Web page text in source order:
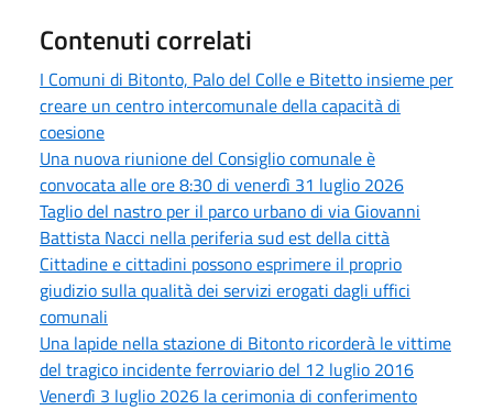
Contenuti correlati
I Comuni di Bitonto, Palo del Colle e Bitetto insieme per
creare un centro intercomunale della capacità di
coesione
Una nuova riunione del Consiglio comunale è
convocata alle ore 8:30 di venerdì 31 luglio 2026
Taglio del nastro per il parco urbano di via Giovanni
Battista Nacci nella periferia sud est della città
Cittadine e cittadini possono esprimere il proprio
giudizio sulla qualità dei servizi erogati dagli uffici
comunali
Una lapide nella stazione di Bitonto ricorderà le vittime
del tragico incidente ferroviario del 12 luglio 2016
Venerdì 3 luglio 2026 la cerimonia di conferimento